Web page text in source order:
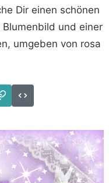
Dir einen schönen
und einer
umgeben von rosa
Link
Code